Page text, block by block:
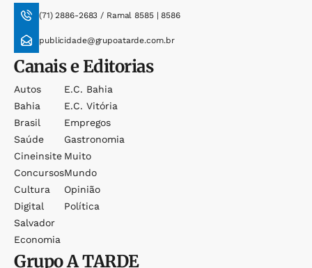
(71) 2886-2683 / Ramal 8585 | 8586
publicidade@grupoatarde.com.br
Canais e Editorias
Autos
Bahia
Brasil
Saúde
Cineinsite
Concursos
Cultura
Digital
Salvador
Economia
E.c. Bahia
E.c. Vitória
Empregos
Gastronomia
Muito
Mundo
Opinião
Política
GrupoA TARDE